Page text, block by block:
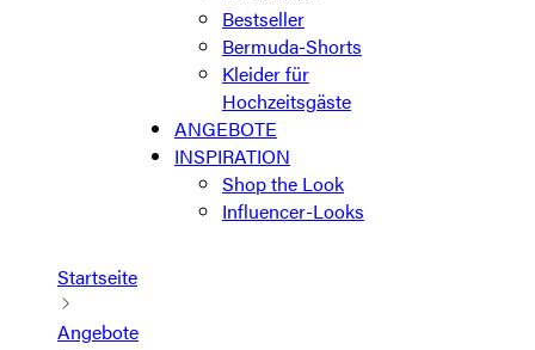
Bestseller
Bermuda-Shorts
Kleider für
Hochzeitsgäste
ANGEBOTE
INSPIRATION
Shop the Look
Influencer-Looks
Startseite
Angebote